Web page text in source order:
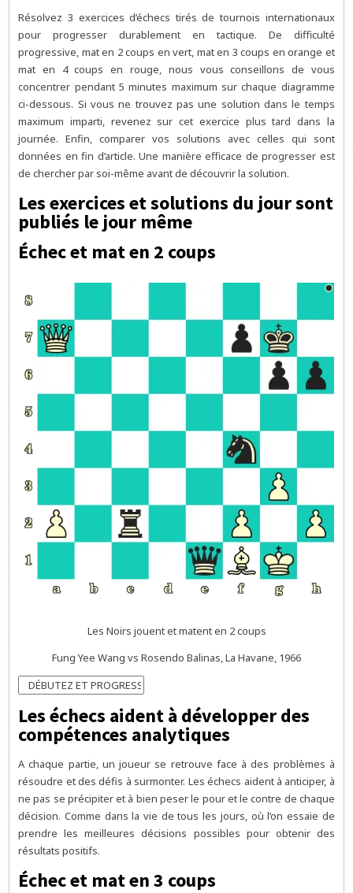
Résolvez 3 exercices d’échecs tirés de tournois internationaux
pour progresser durablement en tactique. De difficulté
progressive, mat en 2 coups en vert, mat en 3 coups en orange et
mat en 4 coups en rouge, nous vous conseillons de vous
concentrer pendant 5 minutes maximum sur chaque diagramme
ci-dessous. Si vous ne trouvez pas une solution dans le temps
maximum imparti, revenez sur cet exercice plus tard dans la
journée. Enfin, comparer vos solutions avec celles qui sont
données en fin d’article. Une manière efficace de progresser est
de chercher par soi-même avant de découvrir la solution.
Les exercices et solutions du jour sont
publiés le jour même
Échec et mat en 2 coups
Les Noirs jouent et matent en 2 coups
Fung Yee Wang vs Rosendo Balinas, La Havane, 1966
Les échecs aident à développer des
compétences analytiques
A chaque partie, un joueur se retrouve face à des problèmes à
résoudre et des défis à surmonter. Les échecs aident à anticiper, à
ne pas se précipiter et à bien peser le pour et le contre de chaque
décision. Comme dans la vie de tous les jours, où l’on essaie de
prendre les meilleures décisions possibles pour obtenir des
résultats positifs.
Échec et mat en 3 coups